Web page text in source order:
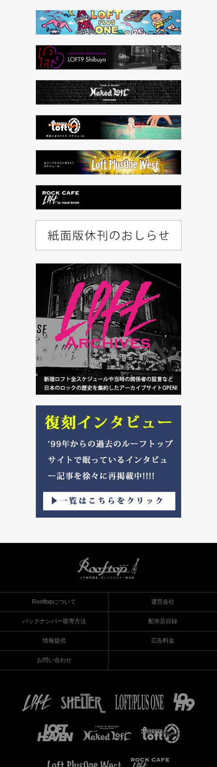
Rooftopについて 運営会社
バックナンバー取寄方法 配布店目録
情報提供 広告料金
お問い合わせ